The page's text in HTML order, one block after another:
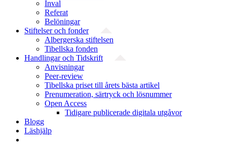
Inval
Referat
Belöningar
Stiftelser och fonder
Albergerska stiftelsen
Tibellska fonden
Handlingar och Tidskrift
Anvisningar
Peer-review
Tibellska priset till årets bästa artikel
Prenumeration, särtryck och lösnummer
Open Access
Tidigare publicerade digitala utgåvor
Blogg
Läshjälp